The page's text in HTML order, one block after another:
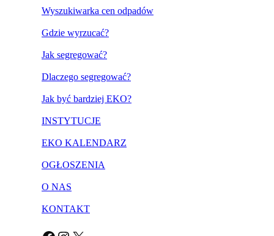
Wyszukiwarka cen odpadów
Gdzie wyrzucać?
Jak segregować?
Dlaczego segregować?
Jak być bardziej EKO?
INSTYTUCJE
EKO KALENDARZ
OGŁOSZENIA
O NAS
KONTAKT